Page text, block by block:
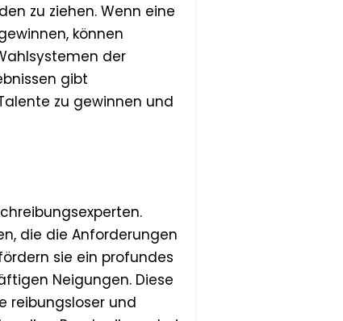
zu ziehen. Wenn eine
können
der
gibt
zu gewinnen und
die die Anforderungen
sie ein profundes
Neigungen. Diese
reibungsloser und